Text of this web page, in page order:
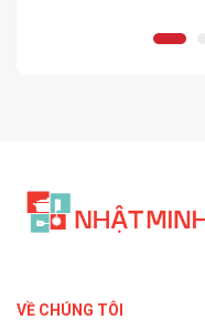
VỀ CHÚNG TÔI